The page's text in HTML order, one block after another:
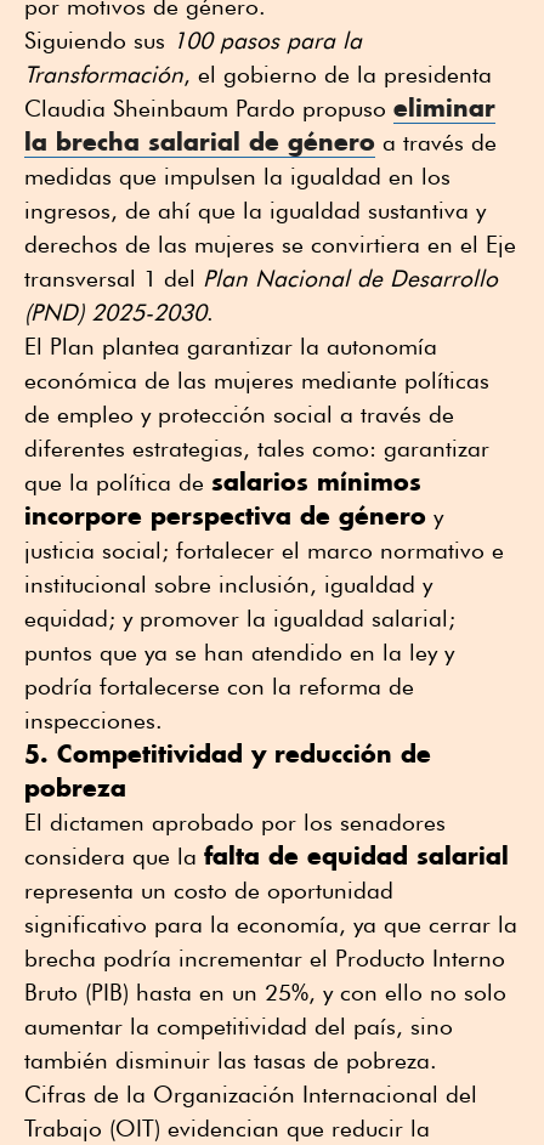
por motivos de género.
Siguiendo sus 100 pasos para la
Transformación, el gobierno de la presidenta
Claudia Sheinbaum Pardo propuso eliminar
la brecha salarial de género a través de
medidas que impulsen la igualdad en los
ingresos, de ahí que la igualdad sustantiva y
derechos de las mujeres se convirtiera en el Eje
transversal 1 del Plan Nacional de Desarrollo
(PND) 2025-2030.
El Plan plantea garantizar la autonomía
económica de las mujeres mediante políticas
de empleo y protección social a través de
diferentes estrategias, tales como: garantizar
que la política de salarios mínimos
incorpore perspectiva de género y
justicia social; fortalecer el marco normativo e
institucional sobre inclusión, igualdad y
equidad; y promover la igualdad salarial;
puntos que ya se han atendido en la ley y
podría fortalecerse con la reforma de
inspecciones.
5. Competitividad y reducción de
pobreza
El dictamen aprobado por los senadores
considera que la falta de equidad salarial
representa un costo de oportunidad
significativo para la economía, ya que cerrar la
brecha podría incrementar el Producto Interno
Bruto (PIB) hasta en un 25%, y con ello no solo
aumentar la competitividad del país, sino
también disminuir las tasas de pobreza.
Cifras de la Organización Internacional del
Trabajo (OIT) evidencian que reducir la